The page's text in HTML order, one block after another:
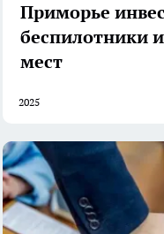
Приморье
беспилотники
мест
2025